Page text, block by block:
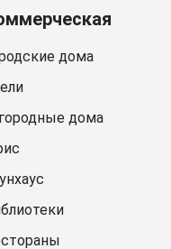
дома
дома